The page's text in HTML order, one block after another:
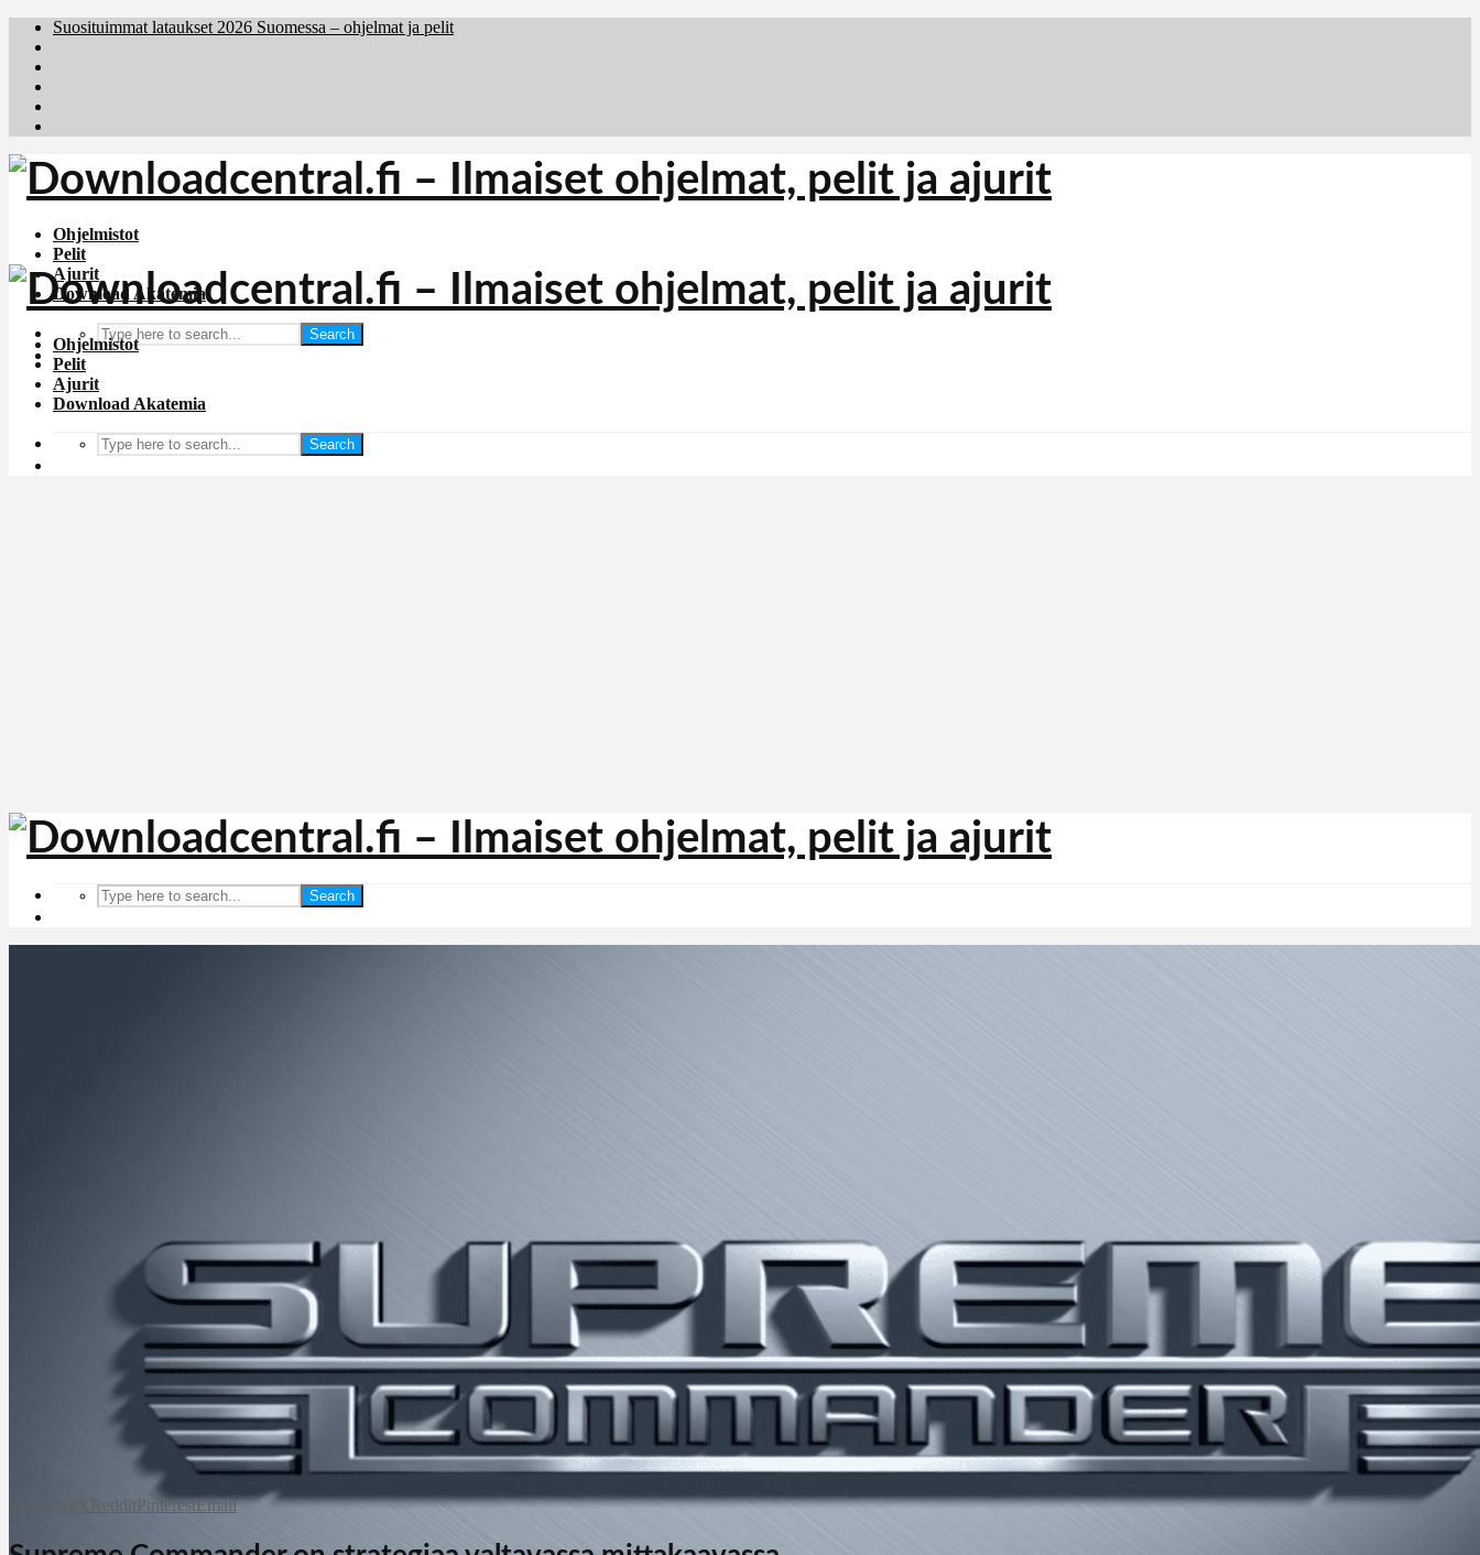
Suosituimmat lataukset 2026 Suomessa – ohjelmat ja pelit
Ohjelmistot
Pelit
Ajurit
Download Akatemia
Search
Ohjelmistot
Pelit
Ajurit
Download Akatemia
Search
Search
X RedditPinterestEmail